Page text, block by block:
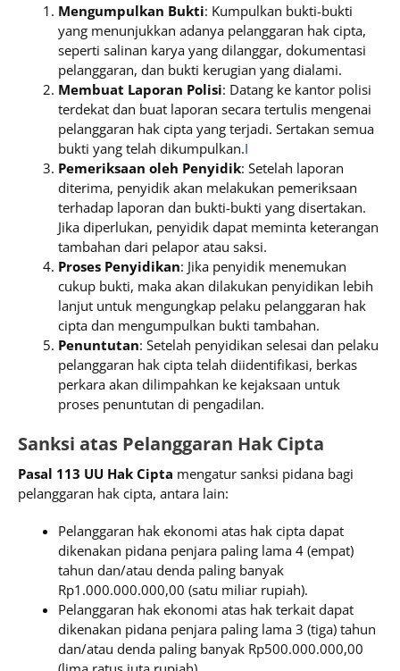
Mengumpulkan Bukti: Kumpulkan bukti-bukti
yang menunjukkan adanya pelanggaran hak cipta,
seperti salinan karya yang dilanggar, dokumentasi
pelanggaran, dan bukti kerugian yang dialami.
Membuat Laporan Polisi: Datang ke kantor polisi
terdekat dan buat laporan secara tertulis mengenai
pelanggaran hak cipta yang terjadi. Sertakan semua
bukti yang telah dikumpulkan.I
Pemeriksaan oleh Penyidik: Setelah laporan
diterima, penyidik akan melakukan pemeriksaan
terhadap laporan dan bukti-bukti yang disertakan.
Jika diperlukan, penyidik dapat meminta keterangan
tambahan dari pelapor atau saksi.
Proses Penyidikan: Jika penyidik menemukan
cukup bukti, maka akan dilakukan penyidikan lebih
lanjut untuk mengungkap pelaku pelanggaran hak
cipta dan mengumpulkan bukti tambahan.
Penuntutan: Setelah penyidikan selesai dan pelaku
pelanggaran hak cipta telah diidentifikasi, berkas
perkara akan dilimpahkan ke kejaksaan untuk
proses penuntutan di pengadilan.
Sanksi atas Pelanggaran Hak Cipta
Pasal 113 UU Hak Cipta mengatur sanksi pidana bagi
pelanggaran hak cipta, antara lain:
Pelanggaran hak ekonomi atas hak cipta dapat
dikenakan pidana penjara paling lama 4 (empat)
tahun dan/atau denda paling banyak
Rp1.000.000.000,00 (satu miliar rupiah).
Pelanggaran hak ekonomi atas hak terkait dapat
dikenakan pidana penjara paling lama 3 (tiga) tahun
dan/atau denda paling banyak Rp500.000.000,00